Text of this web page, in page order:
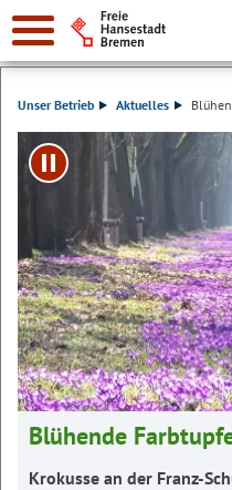
Suche:
Unser Betrieb Aktuelles
Blühende
Krokusse an der Franz-
Play/Pause